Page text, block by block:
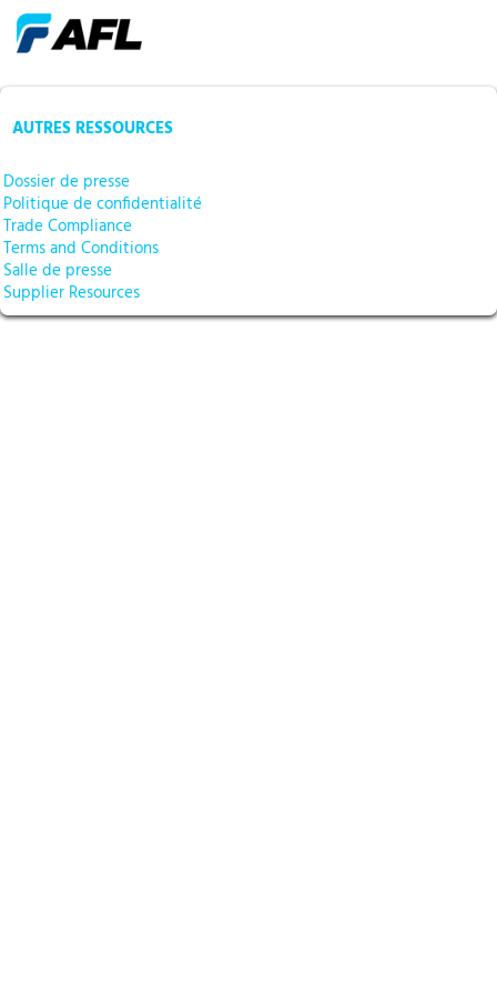
AUTRES RESSOURCES
Dossier de presse
Politique de confidentialité
Trade Compliance
Terms and Conditions
Salle de presse
Supplier Resources